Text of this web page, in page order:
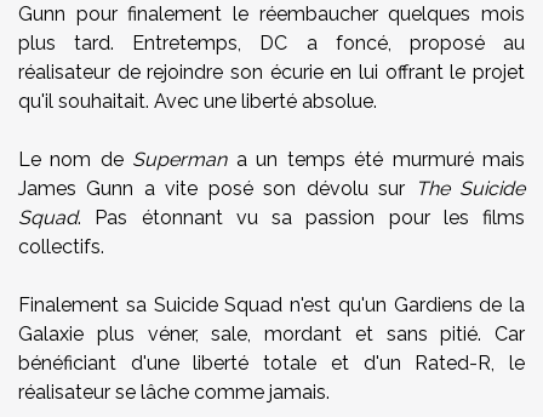
Gunn pour finalement le réembaucher quelques mois
plus tard. Entretemps, DC a foncé, proposé au
réalisateur de rejoindre son écurie en lui offrant le projet
qu'il souhaitait. Avec une liberté absolue.
Le nom de Supermana un temps été murmuré mais
James Gunn a vite posé son dévolu sur
The Suicide
Squad. Pas étonnant vu sa passion pour les films
collectifs.
Finalement sa Suicide Squad n'est qu'un Gardiens de la
Galaxie plus véner, sale, mordant et sans pitié. Car
bénéficiant d'une liberté totale et d'un Rated-R, le
réalisateur se lâche comme jamais.